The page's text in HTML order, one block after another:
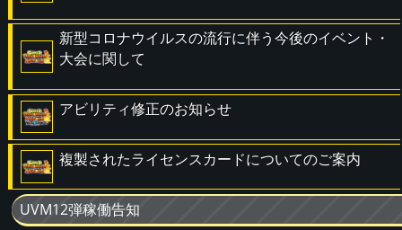
新型コロナウイルスの流行に伴う今後のイベント・
大会に関して
アビリティ修正のお知らせ
複製されたライセンスカードについてのご案内
UVM12弾稼働告知